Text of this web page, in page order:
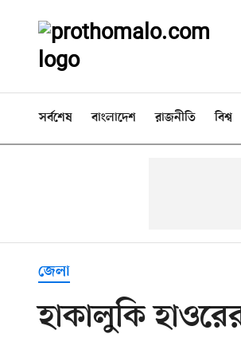
সর্বশেষ বাংলাদেশ রাজনীতি বিশ্ব
জেলা
হাকালুকি